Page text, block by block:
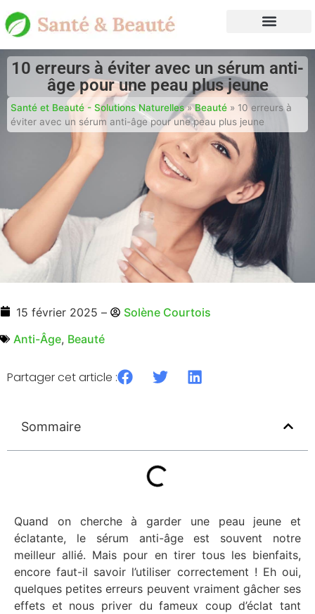
10 erreurs à éviter avec un sérum anti-
âge pour une peau plus jeune
Santé et Beauté - Solutions Naturelles»Beauté » 10 erreurs à
éviter avec un sérum anti-âge pour une peau plus jeune
15 février 2025 –
Solène Courtois
Anti-Âge, Beauté
Partager cet article :
Sommaire
Quand on cherche à garder une peau jeune et
éclatante, le sérum anti-âge est souvent notre
meilleur allié. Mais pour en tirer tous les bienfaits,
encore faut-il savoir l’utiliser correctement ! Eh oui,
quelques petites erreurs peuvent vraiment gâcher ses
effets et nous priver du fameux coup d’éclat tant